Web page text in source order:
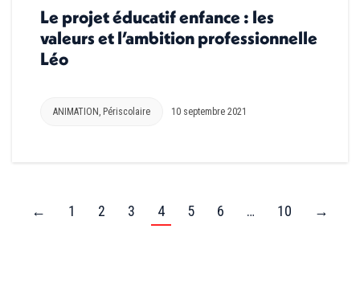
Le projet éducatif enfance : les
valeurs et l’ambition professionnelle
Léo
ANIMATION Périscolaire 10 septembre 2021
← 1 2 3 4 5 6 … 10 →